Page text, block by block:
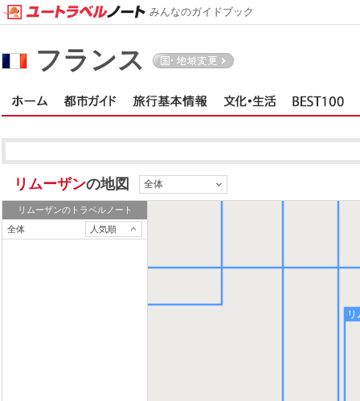
フランス
リムーザンの地図 全体
リムーザンのトラベルノート
全体
人気順
みんなのガイドブック